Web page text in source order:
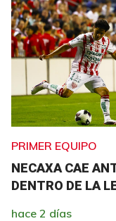
PRIMER EQUIPO
NECAXA CAE
DENTRO DE LA
hace 2 días